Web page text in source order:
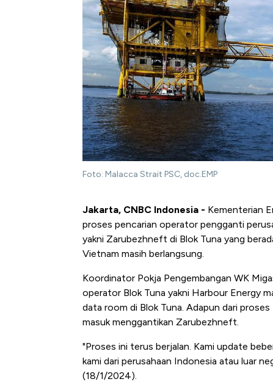
Foto: Malacca Strait PSC, doc.EMP
Jakarta, CNBC Indonesia - Kementerian
proses pencarian operator pengganti
yakni Zarubezhneft di Blok Tuna yang
Vietnam masih berlangsung.
Koordinator Pokja Pengembangan WK
operator Blok Tuna yakni Harbour Energy
data room di Blok Tuna. Adapun dari
masuk menggantikan Zarubezhneft.
"Proses ini terus berjalan. Kami update
kami dari perusahaan Indonesia atau luar
(18/1/2024).